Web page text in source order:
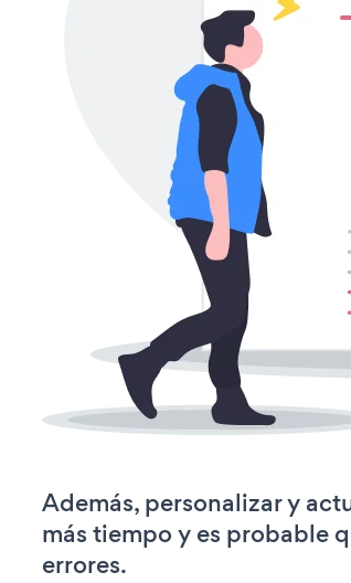
Además, personalizar y
más tiempo y es probable
errores.